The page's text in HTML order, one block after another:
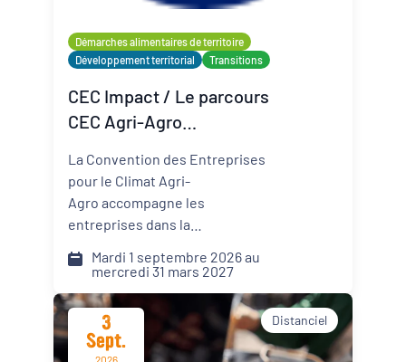
Externe
Démarches alimentaires de territoire
Développement territorial
Transitions
CEC Impact / Le parcours
CEC Agri-Agro
Entreprises pour le Climat)
La Convention des Entreprises
pour le Climat Agri-
Agro accompagne les
entreprises dans la
face aux défis climatiques,
environnementaux et
sociétaux. Comment pérenniser
mon activité dans un monde qui
change vite ? Comment mieux
Mardi 1 septembre 2026 au
mercredi 31 mars 2027
3
Sept.
Distanciel